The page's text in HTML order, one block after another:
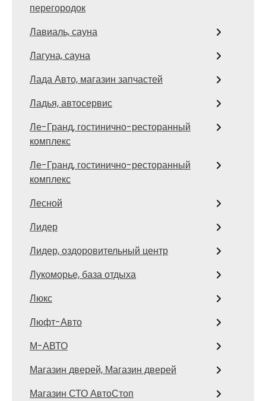
перегородок
Лавиаль, сауна
Лагуна, сауна
Лада Авто, магазин запчастей
Ладья, автосервис
Ле-Гранд, гостинично-ресторанный
комплекс
Ле-Гранд, гостинично-ресторанный
комплекс
Лесной
Лидер
Лидер, оздоровительный центр
Лукоморье, база отдыха
Люкс
Люфт-Авто
М-АВТО
Магазин дверей, Магазин дверей
Магазин СТО АвтоСтоп